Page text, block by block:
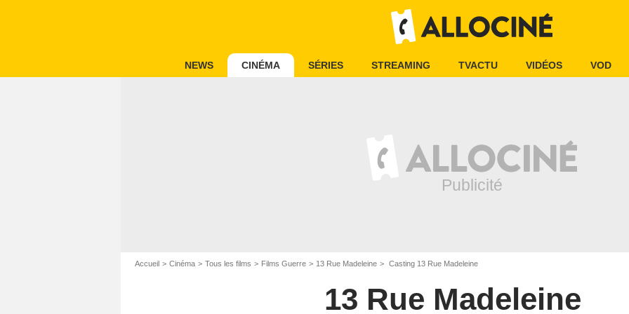
NEWS CINÉMA SÉRIES STREAMING TVACTU VIDÉOS VOD
Accueil Cinéma Tous les films Films Guerre 13 Rue Madeleine Casting 13 Rue Madeleine
13 Rue Madeleine